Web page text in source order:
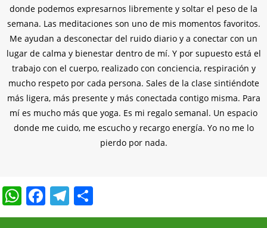
donde podemos expresarnos libremente y soltar el peso de la
semana. Las meditaciones son uno de mis momentos favoritos.
Me ayudan a desconectar del ruido diario y a conectar con un
lugar de calma y bienestar dentro de mí. Y por supuesto está el
trabajo con el cuerpo, realizado con conciencia, respiración y
mucho respeto por cada persona. Sales de la clase sintiéndote
más ligera, más presente y más conectada contigo misma. Para
mí es mucho más que yoga. Es mi regalo semanal. Un espacio
donde me cuido, me escucho y recargo energía. Yo no me lo
pierdo por nada.
W
h
F
a
T
el o